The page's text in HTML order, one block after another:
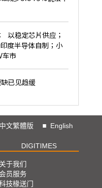
以稳定芯片供应；
度半导体自制；小
市
已见趋缓
中文繁體版 ■ English
DIGITIMES
关于我们
员服务
技椽送门